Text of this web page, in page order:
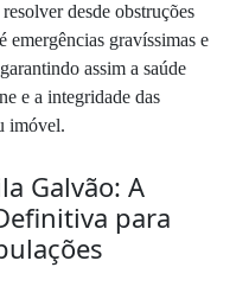
desde obstruções
emergências gravíssimas e
assim a saúde
e a integridade das
imóvel.
Galvão: A
para